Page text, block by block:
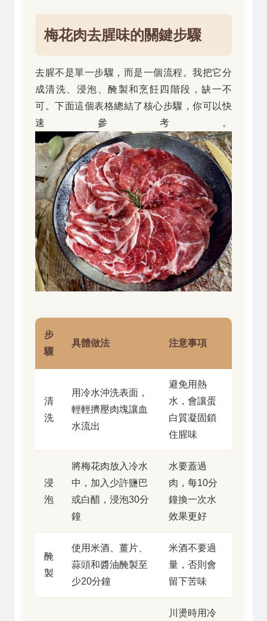
梅花肉去腥味的關鍵步驟
去腥不是單一步驟，而是一個流程。我把它分
成清洗、浸泡、醃製和烹飪四階段，缺一不
可。下面這個表格總結了核心步驟，你可以快
速參考。
步
驟
具體做法 注意事項
清
洗
用冷水沖洗表面，
輕輕擠壓肉塊讓血
水流出
避免用熱
水，會讓蛋
白質凝固鎖
住腥味
浸
泡
將梅花肉放入冷水
中，加入少許鹽巴
或白醋，浸泡30分
鐘
水要蓋過
肉，每10分
鐘換一次水
效果更好
醃
製
使用米酒、薑片、
蒜頭和醬油醃製至
少20分鐘
米酒不要過
量，否則會
留下苦味
川燙時用冷